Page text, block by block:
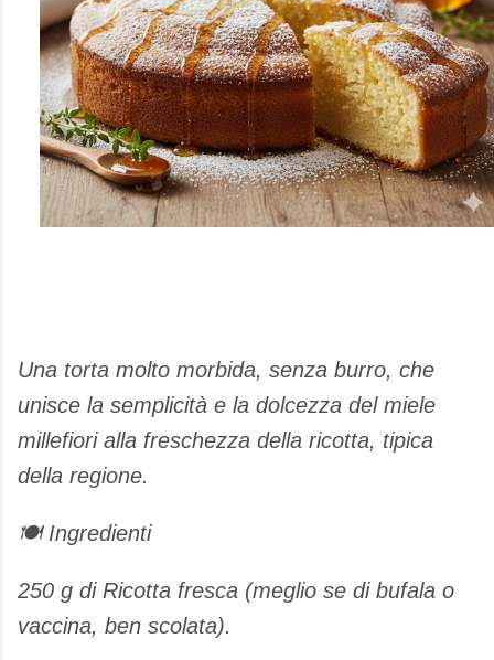
​Una torta molto morbida, senza burro, che
unisce la semplicità e la dolcezza del miele
millefiori alla freschezza della ricotta, tipica
della regione.
​🍽️ Ingredienti
​250 g di Ricotta fresca (meglio se di bufala o
vaccina, ben scolata).